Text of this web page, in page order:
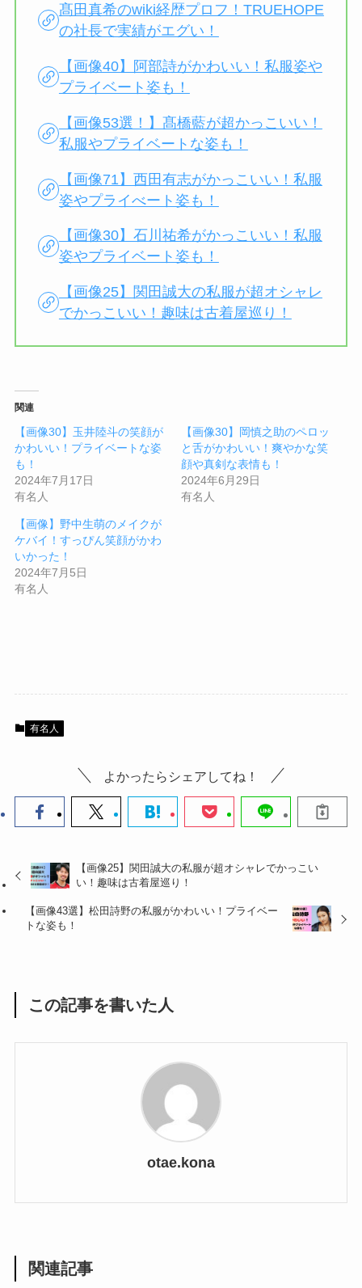
髙田真希のwiki経歴プロフ！TRUEHOPE
の社長で実績がエグい！
【画像40】阿部詩がかわいい！私服姿や
プライベート姿も！
【画像53選！】髙橋藍が超かっこいい！
私服やプライベートな姿も！
【画像71】西田有志がかっこいい！私服
姿やプライべート姿も！
【画像30】石川祐希がかっこいい！私服
姿やプライベート姿も！
【画像25】関田誠大の私服が超オシャレ
でかっこいい！趣味は古着屋巡り！
関連
【画像30】玉井陸斗の笑顔が
かわいい！プライベートな姿
も！
2024年7月17日
有名人
【画像30】岡慎之助のペロッ
と舌がかわいい！爽やかな笑
顔や真剣な表情も！
2024年6月29日
有名人
【画像】野中生萌のメイクが
ケバイ！すっぴん笑顔がかわ
いかった！
2024年7月5日
有名人
有名人
よかったらシェアしてね！
【画像25】関田誠大の私服が超オシャレでかっこい
い！趣味は古着屋巡り！
【画像43選】松田詩野の私服がかわいい！プライベー
トな姿も！
この記事を書いた人
otae.kona
関連記事